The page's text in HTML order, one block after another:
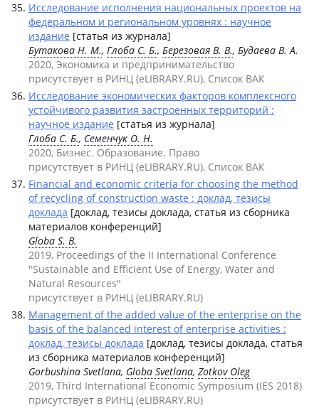
Исследование исполнения национальных проектов на
федеральном и региональном уровнях : научное
издание [статья из журнала]
Бутакова Н. М., Глоба С. Б., Березовая В. В., Будаева В. А.
2020, Экономика и предпринимательство
присутствует в РИНЦ (eLIBRARY.RU), Список ВАК
Исследование экономических факторов комплексного
устойчивого развития застроенных территорий :
научное издание [статья из журнала]
Глоба С. Б., Семенчук О. Н.
2020, Бизнес. Образование. Право
присутствует в РИНЦ (eLIBRARY.RU), Список ВАК
Financial and economic criteria for choosing the method
of recycling of construction waste : доклад, тезисы
доклада [доклад, тезисы доклада, статья из сборника
материалов конференций]
Globa S. B.
2019, Proceedings of the II International Conference
"Sustainable and Efficient Use of Energy, Water and
Natural Resources"
присутствует в РИНЦ (eLIBRARY.RU)
Management of the added value of the enterprise on the
basis of the balanced interest of enterprise activities :
доклад, тезисы доклада [доклад, тезисы доклада, статья
из сборника материалов конференций]
Gorbushina Svetlana, Globa Svetlana, Zotkov Oleg
2019, Third International Economic Symposium (IES 2018)
присутствует в РИНЦ (eLIBRARY.RU)